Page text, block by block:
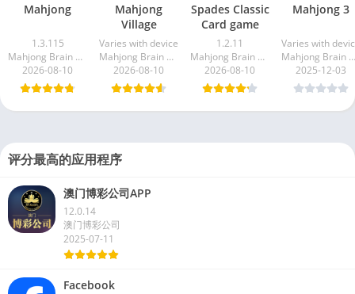
Mahjong
1.3.115
Mahjong Brain Puzzles
2026-08-10
Mahjong
Village
Varies with device
Mahjong Brain Puzzles
2026-08-10
Spades Classic
Card game
1.2.11
Mahjong Brain Puzzles
2026-08-10
Mahjong 3
Varies with
Mahjong Brain Puzzles
2025-12-03
评分最高的应用程序
澳门博彩公司APP
12.0.14
澳门博彩公司
2025-07-11
Facebook